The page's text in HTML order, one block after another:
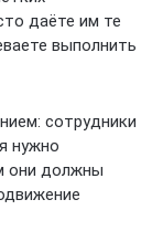
даёте им те
выполнить
сотрудники
нужно
они должны